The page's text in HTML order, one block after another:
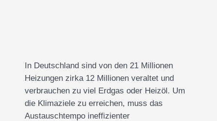
In Deutschland sind von den 21 Millionen
Heizungen zirka 12 Millionen veraltet und
verbrauchen zu viel Erdgas oder Heizöl. Um
die Klimaziele zu erreichen, muss das
Austauschtempo ineffizienter